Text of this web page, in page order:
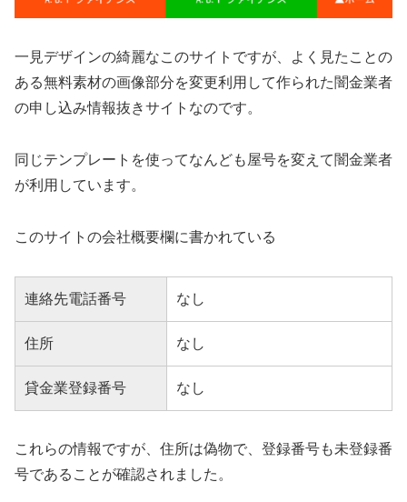
一見デザインの綺麗なこのサイトですが、よく見たことの
ある無料素材の画像部分を変更利用して作られた闇金業者
の申し込み情報抜きサイトなのです。
同じテンプレートを使ってなんども屋号を変えて闇金業者
が利用しています。
このサイトの会社概要欄に書かれている
連絡先電話番号 なし
住所 なし
貸金業登録番号 なし
これらの情報ですが、住所は偽物で、登録番号も未登録番
号であることが確認されました。